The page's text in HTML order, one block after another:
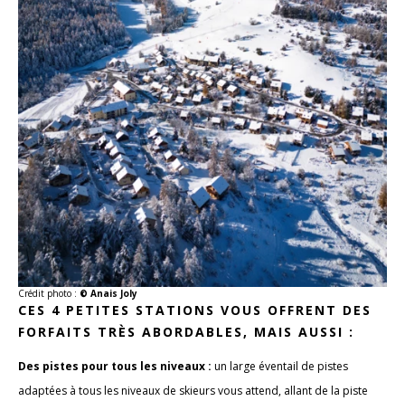
Crédit photo : © Anais Joly
CES 4 PETITES STATIONS VOUS OFFRENT DES
FORFAITS TRÈS ABORDABLES, MAIS AUSSI :
Des pistes pour tous les niveaux : un large éventail de pistes
adaptées à tous les niveaux de skieurs vous attend, allant de la piste